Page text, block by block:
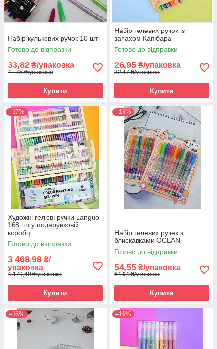
Набір кулькових ручок 10 шт
Готово до відправки
33,82 ₴/упаковка
41,75 ₴/упаковка
Купити
Набір гелевих ручок із
запахом Капібара
Готово до відправки
26,95 ₴/упаковка
32,47 ₴/упаковка
Купити
–17%
Художні гелієві ручки Languo
168 шт у подарунковій
коробці
Готово до відправки
3 468,98 ₴/
упаковка
4 179,49 ₴/упаковка
Купити
–16%
Набір гелевих ручек з
блискавками OCEAN
Готово до відправки
54,55 ₴/упаковка
64,94 ₴/упаковка
Купити
–16% –16%